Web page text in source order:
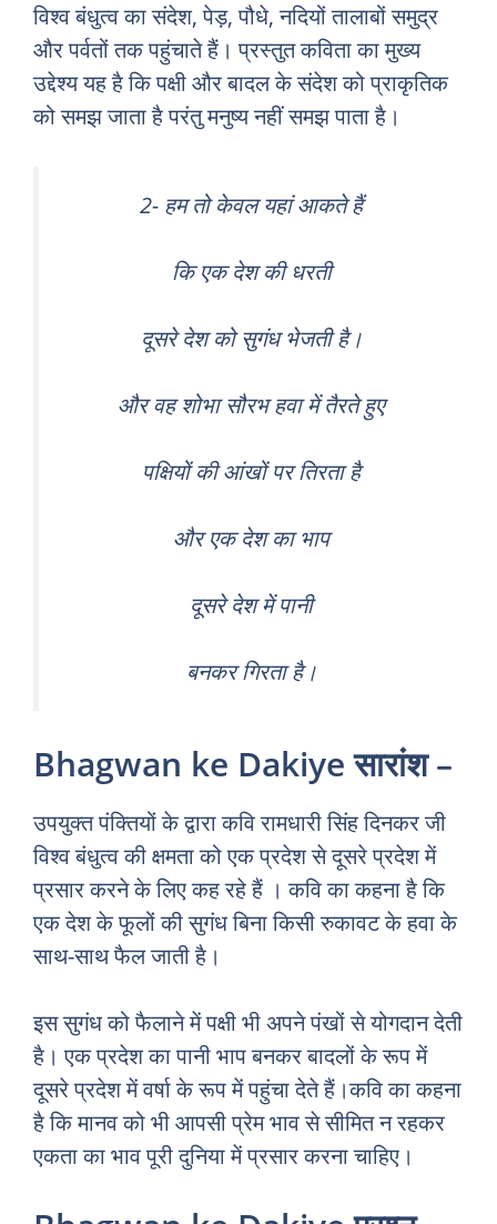
विश्व बंधुत्व का संदेश, पेड़, पौधे, नदियों तालाबों समुद्र
और पर्वतों तक पहुंचाते हैं। प्रस्तुत कविता का मुख्य
उद्देश्य यह है कि पक्षी और बादल के संदेश को प्राकृतिक
को समझ जाता है परंतु मनुष्य नहीं समझ पाता है।
2- हम तो केवल यहां आकते हैं
कि एक देश की धरती
दूसरे देश को सुगंध भेजती है।
और वह शोभा सौरभ हवा में तैरते हुए
पक्षियों की आंखों पर तिरता है
और एक देश का भाप
दूसरे देश में पानी
बनकर गिरता है।
Bhagwan ke Dakiye सारांश –
उपयुक्त पंक्तियों के द्वारा कवि रामधारी सिंह दिनकर जी
विश्व बंधुत्व की क्षमता को एक प्रदेश से दूसरे प्रदेश में
प्रसार करने के लिए कह रहे हैं । कवि का कहना है कि
एक देश के फूलों की सुगंध बिना किसी रुकावट के हवा के
साथ-साथ फैल जाती है।
इस सुगंध को फैलाने में पक्षी भी अपने पंखों से योगदान देती
है। एक प्रदेश का पानी भाप बनकर बादलों के रूप में
दूसरे प्रदेश में वर्षा के रूप में पहुंचा देते हैं।कवि का कहना
है कि मानव को भी आपसी प्रेम भाव से सीमित न रहकर
एकता का भाव पूरी दुनिया में प्रसार करना चाहिए।